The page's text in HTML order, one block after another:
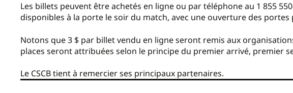
Les billets peuvent être achetés en ligne ou par téléphone au 1 855
disponibles à la porte le soir du match, avec une ouverture des portes
Notons que 3 $ par billet vendu en ligne seront remis aux
places seront attribuées selon le principe du premier arrivé, premier
Le CSCB tient à remercier ses principaux partenaires.